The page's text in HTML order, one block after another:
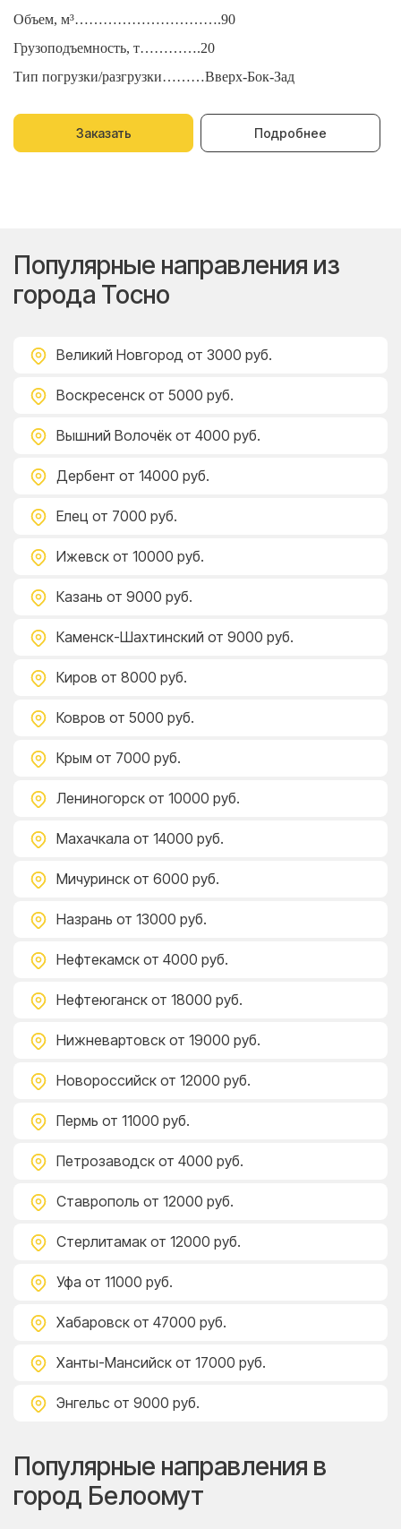
Объем, м³………………………….90
Грузоподъемность, т………….20
Тип погрузки/разгрузки………Вверх-Бок-Зад
Заказать Подробнее
Популярные направления из
города Тосно
Великий Новгород от 3000 руб.
Воскресенск от 5000 руб.
Вышний Волочёк от 4000 руб.
Дербент от 14000 руб.
Елец от 7000 руб.
Ижевск от 10000 руб.
Казань от 9000 руб.
Каменск-Шахтинский от 9000 руб.
Киров от 8000 руб.
Ковров от 5000 руб.
Крым от 7000 руб.
Лениногорск от 10000 руб.
Махачкала от 14000 руб.
Мичуринск от 6000 руб.
Назрань от 13000 руб.
Нефтекамск от 4000 руб.
Нефтеюганск от 18000 руб.
Нижневартовск от 19000 руб.
Новороссийск от 12000 руб.
Пермь от 11000 руб.
Петрозаводск от 4000 руб.
Ставрополь от 12000 руб.
Стерлитамак от 12000 руб.
Уфа от 11000 руб.
Хабаровск от 47000 руб.
Ханты-Мансийск от 17000 руб.
Энгельс от 9000 руб.
Популярные направления в
город Белоомут